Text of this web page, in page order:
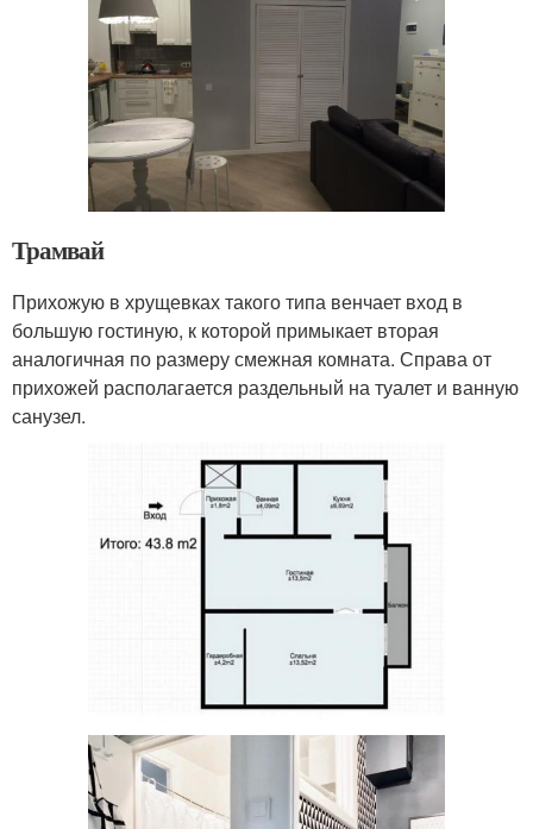
Трамвай
Прихожую в хрущевках такого типа венчает вход в
большую гостиную, к которой примыкает вторая
аналогичная по размеру смежная комната. Справа от
прихожей располагается раздельный на туалет и ванную
санузел.